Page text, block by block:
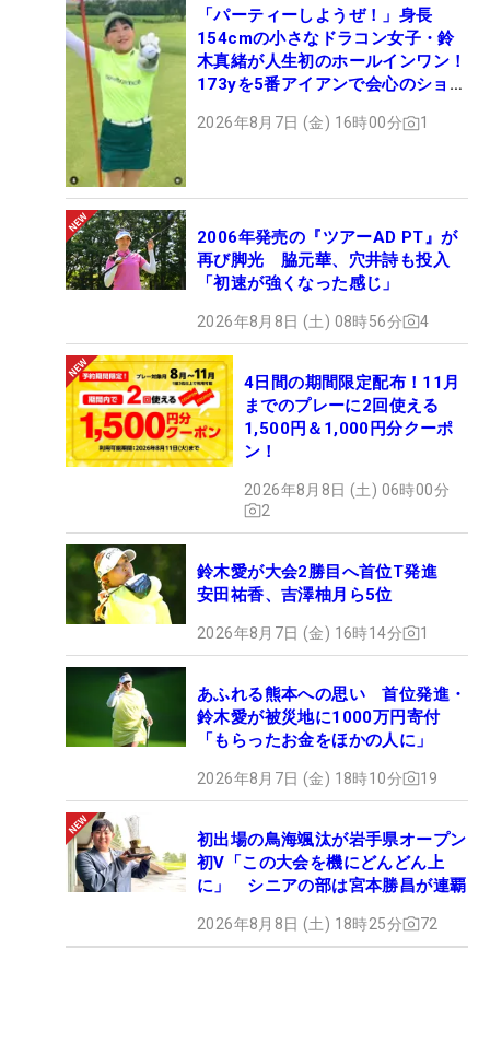
「パーティーしようぜ！」身長
154cmの小さなドラコン女子・鈴
木真緒が人生初のホールインワン！
173yを5番アイアンで会心のショッ
2026年8月7日 (金) 16時00分 1
2006年発売の『ツアーAD PT』が
再び脚光 脇元華、穴井詩も投入
「初速が強くなった感じ」
2026年8月8日 (土) 08時56分 4
4日間の期間限定配布！11月
までのプレーに2回使える
1,500円＆1,000円分クーポ
ン！
2026年8月8日 (土) 06時00分
2
鈴木愛が大会2勝目へ首位T発進
安田祐香、吉澤柚月ら5位
2026年8月7日 (金) 16時14分 1
あふれる熊本への思い 首位発進・
鈴木愛が被災地に1000万円寄付
「もらったお金をほかの人に」
2026年8月7日 (金) 18時10分 19
初出場の鳥海颯汰が岩手県オープン
初V「この大会を機にどんどん上
に」 シニアの部は宮本勝昌が連覇
2026年8月8日 (土) 18時25分 72